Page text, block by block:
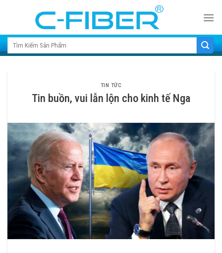
Search for:
TIN TỨC
Tin buồn, vui lẫn lộn cho kinh tế Nga